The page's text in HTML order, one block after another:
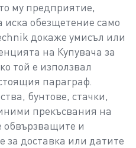
му предприятие,
иска обезщетение само
докаже умисъл или
на Купувача за
той е използвал
параграф.
бунтове, стачки,
прекъсвания на
обвързващите и
за доставка или датите